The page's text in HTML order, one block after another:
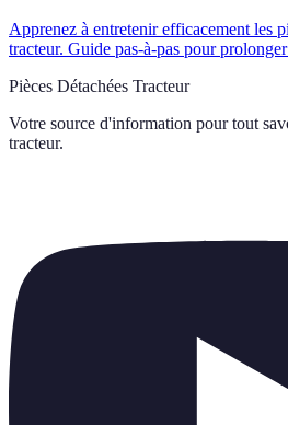
Apprenez à entretenir efficacement les
tracteur. Guide pas-à-pas pour
Pièces Détachées Tracteur
Votre source d'information pour tout
tracteur.